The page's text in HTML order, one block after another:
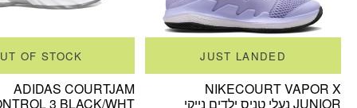
JUST LANDED
NIKECOURT VAPOR X
JUNIOR נעלי טניס ילדים נייקי
OF STOCK
ADIDAS COURTJAM
3 BLACK/WHT